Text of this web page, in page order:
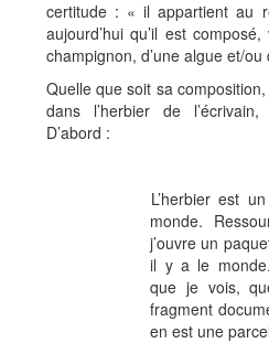
certitude : « il appartient au
aujourd’hui qu’il est
champignon, d’une algue et/ou
Quelle que soit sa
dans l’herbier de
D’abord :
L’herbier est
monde.
j’ouvre un
il y a le
que je vois,
fragment
en est une